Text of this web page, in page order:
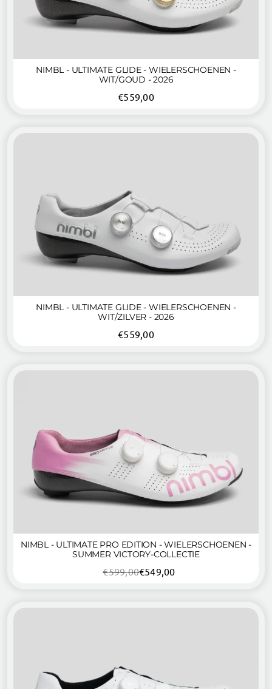
NIMBL - ULTIMATE GLIDE - WIELERSCHOENEN -
WIT/GOUD - 2026
€559,00
NIMBL - ULTIMATE GLIDE - WIELERSCHOENEN -
WIT/ZILVER - 2026
€559,00
NIMBL - ULTIMATE PRO EDITION - WIELERSCHOENEN -
SUMMER VICTORY-COLLECTIE
€599,00
Oorspronkelijke
€549,00
Huidige